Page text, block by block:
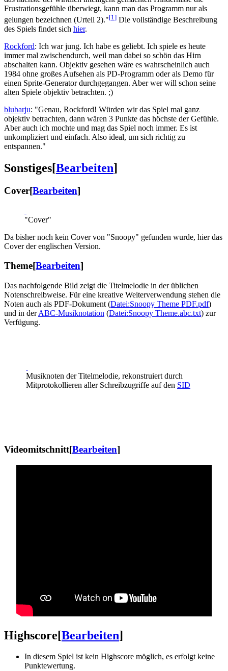
Frustrationsgefühle überwiegt, kann man das Programm nur als
gelungen bezeichnen (Urteil 2)."[1 ] Die vollständige Beschreibung
des Spiels findet sich hier.
Rockford: Ich war jung. Ich habe es geliebt. Ich spiele es heute
immer mal zwischendurch, weil man dabei so schön das Hirn
abschalten kann. Objektiv gesehen wäre es wahrscheinlich auch
1984 ohne großes Aufsehen als PD-Programm oder als Demo für
einen Sprite-Generator durchgegangen. Aber wer will schon seine
alten Spiele objektiv betrachten. ;)
blubarju: "Genau, Rockford! Würden wir das Spiel mal ganz
objektiv betrachten, dann wären 3 Punkte das höchste der Gefühle.
Aber auch ich mochte und mag das Spiel noch immer. Es ist
unkompliziert und einfach. Also ideal, um sich richtig zu
entspannen."
Sonstiges[Bearbeiten]
Cover[Bearbeiten]
"Cover"
Da bisher noch kein Cover von "Snoopy" gefunden wurde, hier das
Cover der englischen Version.
Theme[Bearbeiten]
Das nachfolgende Bild zeigt die Titelmelodie in der üblichen
Notenschreibweise. Für eine kreative Weiterverwendung stehen die
Noten auch als PDF-Dokument (Datei:Snoopy Theme PDF.pdf)
und in derABC-Musiknotation (Datei:Snoopy Theme.abc.txt) zur
Verfügung.
Musiknoten der Titelmelodie, rekonstruiert durch
Mitprotokollieren aller Schreibzugriffe auf den SID
Videomitschnitt[Bearbeiten]
Highscore[Bearbeiten]
In diesem Spiel ist kein Highscore möglich, es erfolgt keine
Punktewertung.